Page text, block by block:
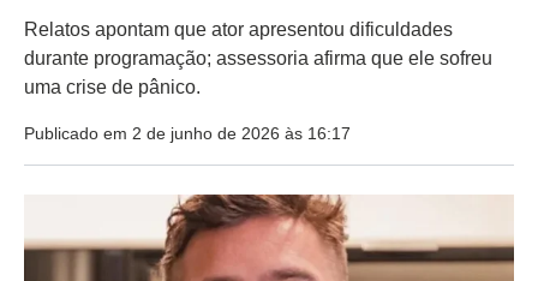
Relatos apontam que ator apresentou dificuldades
durante programação; assessoria afirma que ele sofreu
uma crise de pânico.
Publicado em 2 de junho de 2026 às 16:17